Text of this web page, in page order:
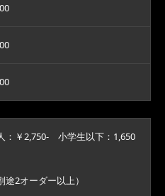
：￥2,750- 小学生以下：1,650
途2オーダー以上）